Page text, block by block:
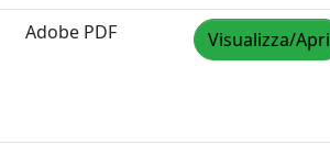
Adobe PDF Visualizza/Apri